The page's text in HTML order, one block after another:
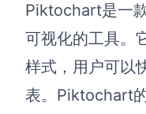
Piktochart是一
可视化的工具。
样式，用户可以
表。Piktochart